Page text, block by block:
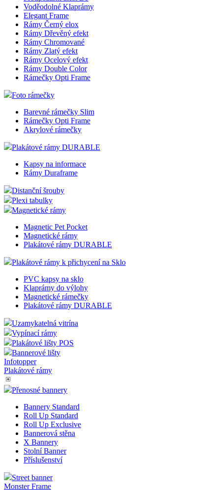
Voděodolné Klaprámy
Elegant Frame
Rámy Černý elox
Rámy Dřevěný efekt
Rámy Chromované
Rámy Zlatý efekt
Rámy Ocelový efekt
Rámy Double Color
Rámečky Opti Frame
Foto rámečky
Barevné rámečky Slim
Rámečky Opti Frame
Akrylové rámečky
Plakátové rámy DURABLE
Kapsy na informace
Rámy Duraframe
Distanční šrouby
Plexi tabulky
Magnetické rámy
Magnetic Pet Pocket
Magnetické rámy
Plakátové rámy DURABLE
Plakátové rámy k přichycení na Sklo
PVC kapsy na sklo
Klaprámy do výlohy
Magnetické rámečky
Plakátové rámy DURABLE
Uzamykatelná vitrína
Vypínací rámy
Plakátové lišty POS
Bannerové lišty
Infotopper
Plakátové rámy
Přenosné bannery
Bannery Standard
Roll Up Standard